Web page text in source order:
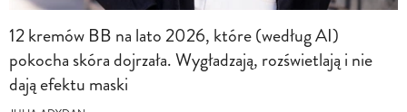
12 kremów BB na lato 2026, które (według AI)
pokocha skóra dojrzała. Wygładzają, rozświetlają i nie
dają efektu maski